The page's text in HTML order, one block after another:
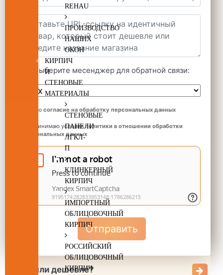
REHAU
ПРОИЗВОДСТВО
НАШИХ
ОКОН
КИРПИЧ
И
СТЕНОВЫЕ
МАТЕРИАЛЫ
СТЕНОВЫЕ
ПАНЕЛИ
ЛГКЛ-
П
КЛИНКЕРНЫЙ
КИРПИЧ
ИМПОРТНЫЙ
ОБЛИЦОВОЧНЫЙ
КИРПИЧ
РОССИЙСКИЙ
ОБЛИЦОВОЧНЫЙ
КИРПИЧ
Выберите месенджер для обратной связи:
Даю согласие на обработку персональных данных
Принимаю условия политики в отношении обработки
персональных данных
Отправить
Нашли дешевле?